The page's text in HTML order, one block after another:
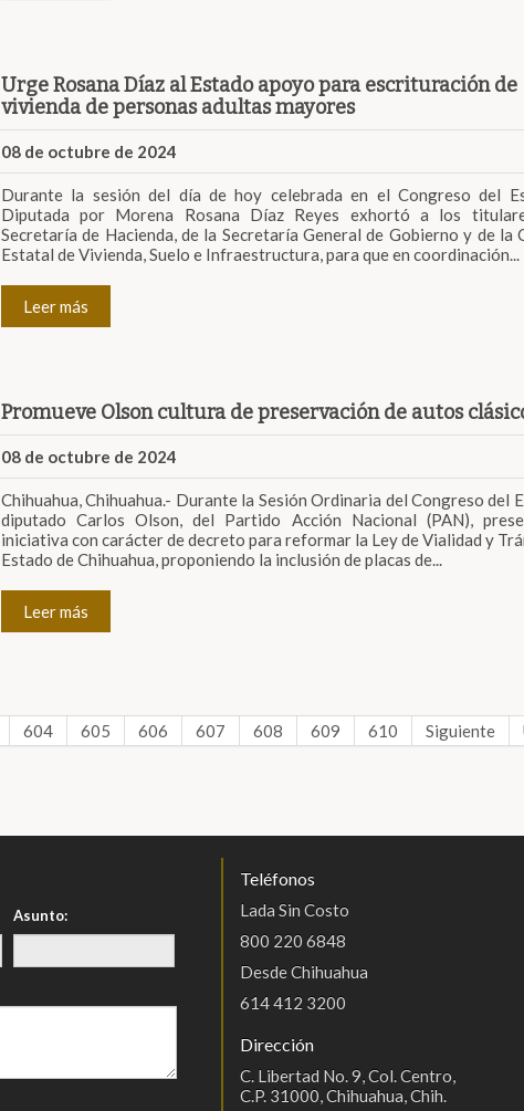
Urge Rosana Díaz al Estado apoyo para escrituración de
vivienda de personas adultas mayores
08 de octubre de 2024
Durante la sesión del día de hoy celebrada en el Congreso del
Diputada por Morena Rosana Díaz Reyes exhortó a los
Secretaría de Hacienda, de la Secretaría General de Gobierno y de la
Estatal de Vivienda, Suelo e Infraestructura, para que en coordinación...
Leer más
Promueve Olson cultura de preservación de autos
08 de octubre de 2024
Chihuahua, Chihuahua.- Durante la Sesión Ordinaria del Congreso del
diputado Carlos Olson, del Partido Acción Nacional (PAN),
iniciativa con carácter de decreto para reformar la Ley de Vialidad y
Estado de Chihuahua, proponiendo la inclusión de placas de...
Leer más
604 605 606 607 608 609 610 Siguiente
Asunto:
Teléfonos
Lada Sin Costo
800 220 6848
Desde Chihuahua
614 412 3200
Dirección
C. Libertad No. 9, Col. Centro,
C.P. 31000, Chihuahua, Chih.